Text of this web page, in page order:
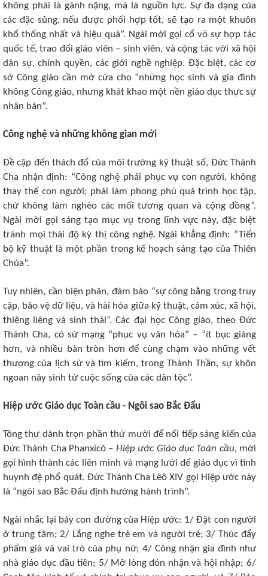
không phải là gánh nặng, mà là nguồn lực. Sự đa dạng của
các đặc sủng, nếu được phối hợp tốt, sẽ tạo ra một khuôn
khổ thống nhất và hiệu quả”. Ngài mời gọi cổ võ sự hợp tác
quốc tế, trao đổi giáo viên – sinh viên, và cộng tác với xã hội
dân sự, chính quyền, các giới nghề nghiệp. Đặc biệt, các cơ
sở Công giáo cần mở cửa cho “những học sinh và gia đình
không Công giáo, nhưng khát khao một nền giáo dục thực sự
nhân bản”.
Công nghệ và những không gian mới
Đề cập đến thách đố của môi trường kỹ thuật số, Đức Thánh
Cha nhận định: “Công nghệ phải phục vụ con người, không
thay thế con người; phải làm phong phú quá trình học tập,
chứ không làm nghèo các mối tương quan và cộng đồng”.
Ngài mời gọi sáng tạo mục vụ trong lĩnh vực này, đặc biệt
tránh mọi thái độ kỳ thị công nghệ. Ngài khẳng định: “Tiến
bộ kỹ thuật là một phần trong kế hoạch sáng tạo của Thiên
Chúa”.
Tuy nhiên, cần biện phân, đảm bảo “sự công bằng trong truy
cập, bảo vệ dữ liệu, và hài hòa giữa kỹ thuật, cảm xúc, xã hội,
thiêng liêng và sinh thái”. Các đại học Công giáo, theo Đức
Thánh Cha, có sứ mạng “phục vụ văn hóa” – “ít bục giảng
hơn, và nhiều bàn tròn hơn để cùng chạm vào những vết
thương của lịch sử và tìm kiếm, trong Thánh Thần, sự khôn
ngoan nảy sinh từ cuộc sống của các dân tộc”.
Hiệp ước Giáo dục Toàn cầu - Ngôi sao Bắc Đẩu
Tông thư dành trọn phần thứ mười để nối tiếp sáng kiến của
Đức Thánh Cha Phanxicô – Hiệp ước Giáo dục Toàn cầu, mời
gọi hình thành các liên minh và mạng lưới để giáo dục vì tình
huynh đệ phổ quát. Đức Thánh Cha Lêô XIV gọi Hiệp ước này
là “ngôi sao Bắc Đẩu định hướng hành trình”.
Ngài nhắc lại bảy con đường của Hiệp ước: 1/ Đặt con người
ở trung tâm; 2/ Lắng nghe trẻ em và người trẻ; 3/ Thúc đẩy
phẩm giá và vai trò của phụ nữ; 4/ Công nhận gia đình như
nhà giáo dục đầu tiên; 5/ Mở lòng đón nhận và hội nhập; 6/